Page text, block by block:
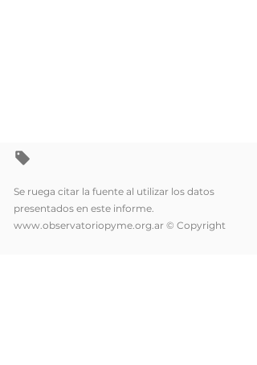
Se ruega citar la fuente al utilizar los datos
presentados en este informe.
www.observatoriopyme.org.ar © Copyright